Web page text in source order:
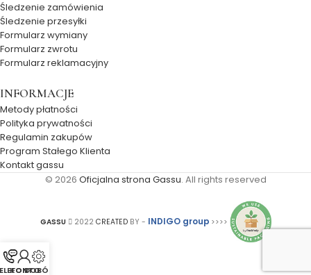
Śledzenie zamówienia
Śledzenie przesyłki
Formularz wymiany
Formularz zwrotu
Formularz reklamacyjny
INFORMACJE
Metody płatności
Polityka prywatności
Regulamin zakupów
Program Stałego Klienta
Kontakt gassu
© 2026 Oficjalna strona Gassu. All rights reserved
GASSU 2022 CREATED BY - INDIGO group >>>>
KONTO
DOBÓR